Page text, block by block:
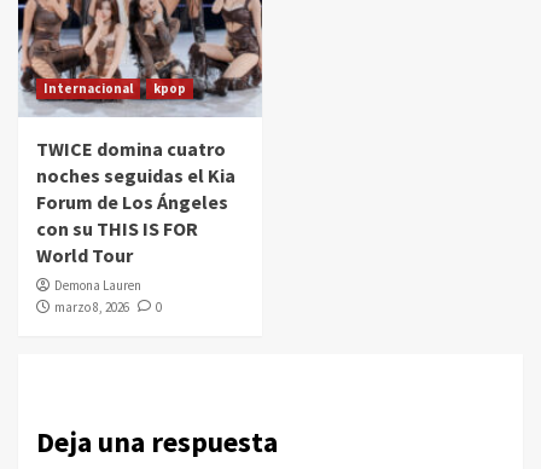
Internacional kpop
TWICE domina cuatro
noches seguidas el Kia
Forum de Los Ángeles
con su THIS IS FOR
World Tour
Demona Lauren
marzo 8, 2026
0
Deja una respuesta